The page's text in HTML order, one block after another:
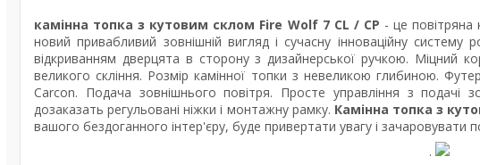
камінна топка з кутовим склом Fire Wolf 7 CL / CP - це
новий привабливий зовнішній вигляд і сучасну інноваційну систему
відкриванням дверцята в сторону з дизайнерської ручкою. Міцний
великого скління. Розмір камінної топки з невеликою глибиною.
Carcon. Подача зовнішнього повітря. Просте управління з подачі
дозаказать регульовані ніжки і монтажну рамку. Камінна топка з
вашого бездоганного інтер'єру, буде привертати увагу і
.